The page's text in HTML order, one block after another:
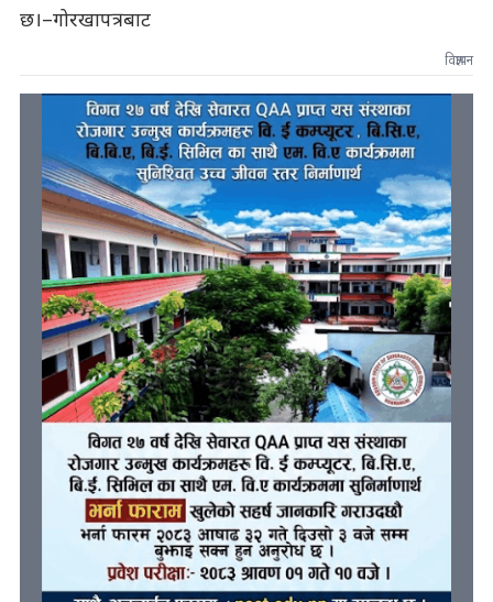
छ।–गोरखापत्रबाट
विज्ञापन